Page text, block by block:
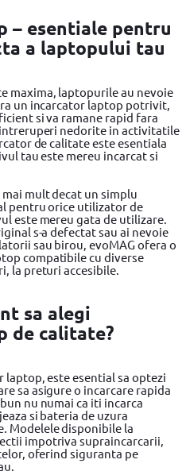
– esentiale pentru
a laptopului tau
maxima, laptopurile au nevoie
un incarcator laptop potrivit,
si va ramane rapid fara
intreruperi nedorite in activitatile
de calitate este esentiala
tau este mereu incarcat si
mult decat un simplu
pentru orice utilizator de
este mereu gata de utilizare.
s-a defectat sau ai nevoie
sau birou, evoMAG ofera o
compatibile cu diverse
la preturi accesibile.
sa alegi
de calitate?
este esential sa optezi
sa asigure o incarcare rapida
nu numai ca iti incarca
si bateria de uzura
Modelele disponibile la
impotriva supraincarcarii,
oferind siguranta pe